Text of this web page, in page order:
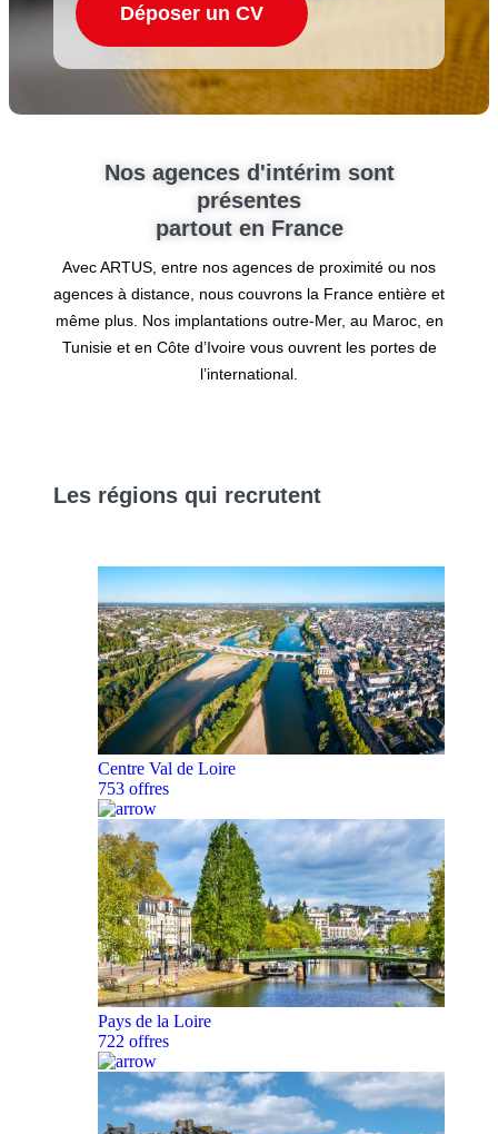
Déposer un CV
Nos agences d'intérim sont
présentes
partout en France
Avec ARTUS, entre nos agences de proximité ou nos
agences à distance, nous couvrons la France entière et
même plus. Nos implantations outre-Mer, au Maroc, en
Tunisie et en Côte d’Ivoire vous ouvrent les portes de
l’international.
Les régions qui recrutent
Centre Val de Loire
753 offres
Pays de la Loire
722 offres